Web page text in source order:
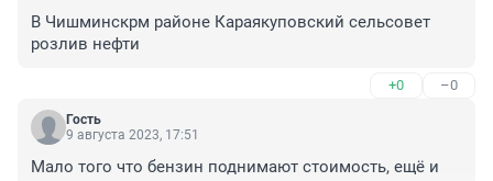
соседям.-лифте Самому.И самое главное не оплата за
огражденную площадку 18 к/в метра с 2002 года.Ну а
В Чишминскрм районе Караякуповский сельсовет
розлив нефти
+0 –0
Гость
9 августа 2023, 17:51
Мало того что бензин поднимают стоимость, ещё и